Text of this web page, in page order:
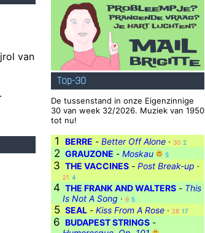
van
Top-30
De tussenstand in onze Eigenzinnige
30 van week 32/2026. Muziek van 1950
tot nu!
1 BERRE - Better Off Alone · 30 2
2 GRAUZONE - Moskau 5
3 THE VACCINES - Post Break-up ·
21 4
4 THE FRANK AND WALTERS - This
Is Not A Song · 9 5
5 SEAL - Kiss From A Rose · 28 17
6 BUDAPEST STRINGS -